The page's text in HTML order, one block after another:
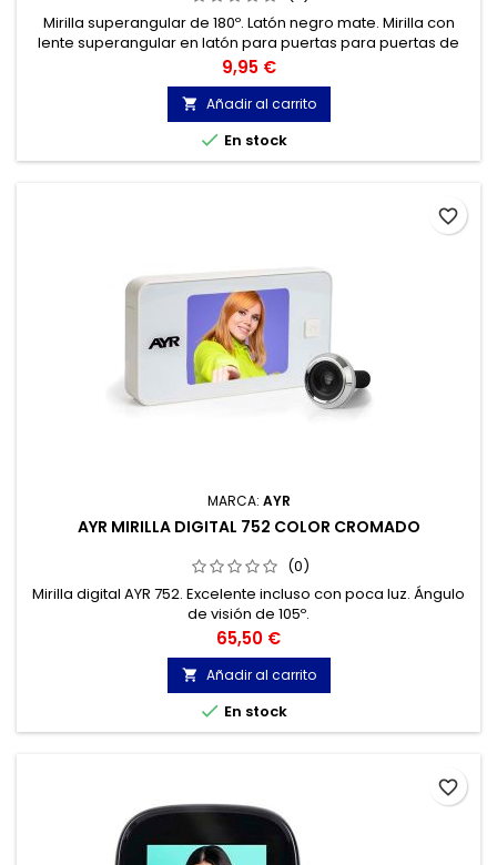
Mirilla superangular de 180º. Latón negro mate. Mirilla con
lente superangular en latón para puertas para puertas de
acceso a viviendas o locales, interiores y exteriores.
Precio
9,95 €
 Añadir al carrito
 En stock
MARCA: AYR
AYR MIRILLA DIGITAL 752 COLOR CROMADO
(0)
Mirilla digital AYR 752. Excelente incluso con poca luz. Ángulo
de visión de 105º.
Precio
65,50 €
 Añadir al carrito
 En stock
favorite_border
favorite_border